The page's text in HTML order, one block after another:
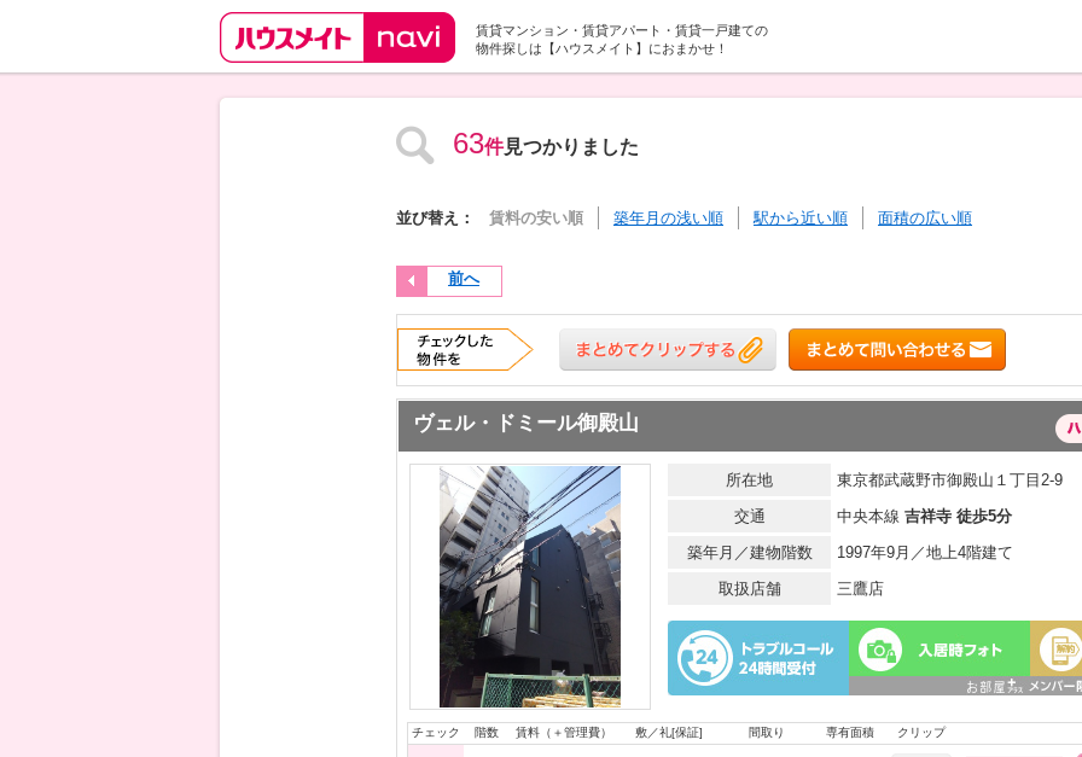
賃貸マンション・賃貸アパート・賃貸一戸建ての
物件探しは【ハウスメイト】におまかせ！
63件見つかりました
並び替え： 賃料の安い順 築年月の浅い順 駅から近い順 面積の広い順
前へ
ヴェル・ドミール御殿山
所在地
東京都武蔵野市御殿山１丁目2-9
交通
中央本線 吉祥寺 徒歩5分
築年月／建物階数
1997年9月／地上4階建て
取扱店舗
三鷹店
チェック 階数 賃料（＋管理費） 敷／礼[保証] 間取り 専有面積 クリップ